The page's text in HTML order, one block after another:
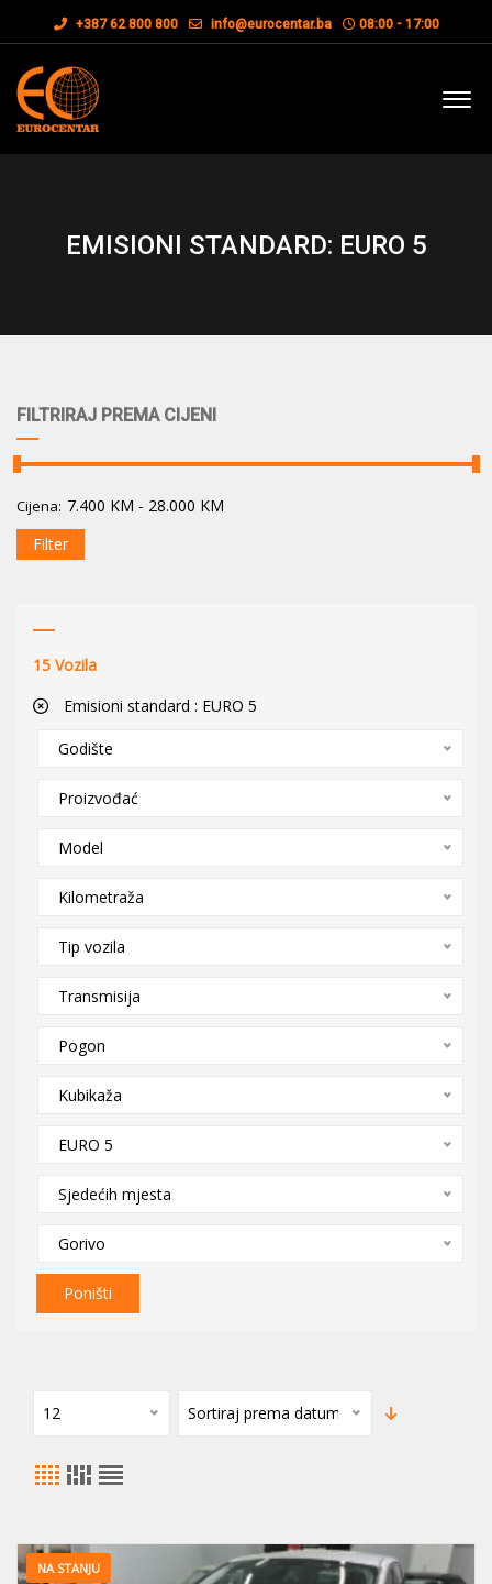
+387 62 800 800 info@eurocentar.ba 08:00 - 17:00
EMISIONI STANDARD: EURO 5
FILTRIRAJ PREMA CIJENI
Cijena: 7.400 KM - 28.000 KM
Filter
15 Vozila
Emisioni standard : EURO 5
Godište
Proizvođać
Model
Kilometraža
Tip vozila
Transmisija
Pogon
Kubikaža
EURO 5
Sjedećih mjesta
Gorivo
Poništi
12 Sortiraj prema datumu
NA STANJU